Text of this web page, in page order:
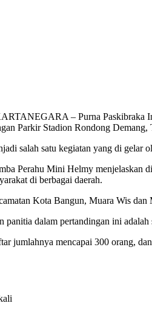
– Purna Paskibraka
Parkir Stadion Rondong Demang,
salah satu kegiatan yang di gelar
Perahu Mini Helmy menjelaskan
di berbagai daerah.
Kota Bangun, Muara Wis
panitia dalam pertandingan ini
jumlahnya mencapai 300 orang,